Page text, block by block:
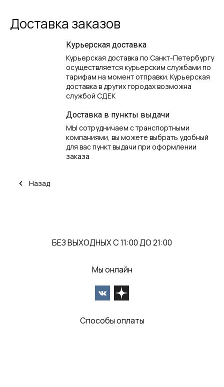
Доставка заказов
Курьерская доставка
Курьерская доставка по Санкт-Петербургу
осуществляется курьерским службами по
тарифам на момент отправки. Курьерская
доставка в других городах возможна
службой СДЕК
Доставка в пункты выдачи
МЫ сотрудничаем с транспортными
компаниями, вы можете выбрать удобный
для вас пункт выдачи при оформлении
заказа
Назад
БЕЗ ВЫХОДНЫХ С 11:00 ДО 21:00
Способы оплаты
Мы онлайн